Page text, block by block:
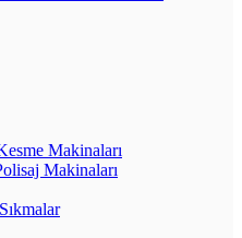
Makinaları
Makinaları